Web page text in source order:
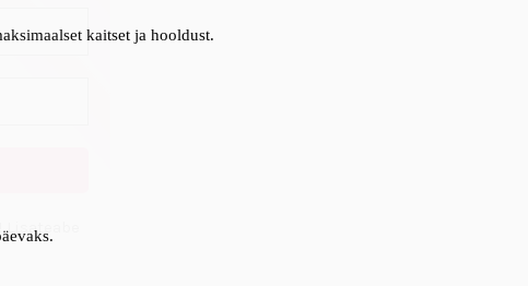
kaitset ja hooldust.